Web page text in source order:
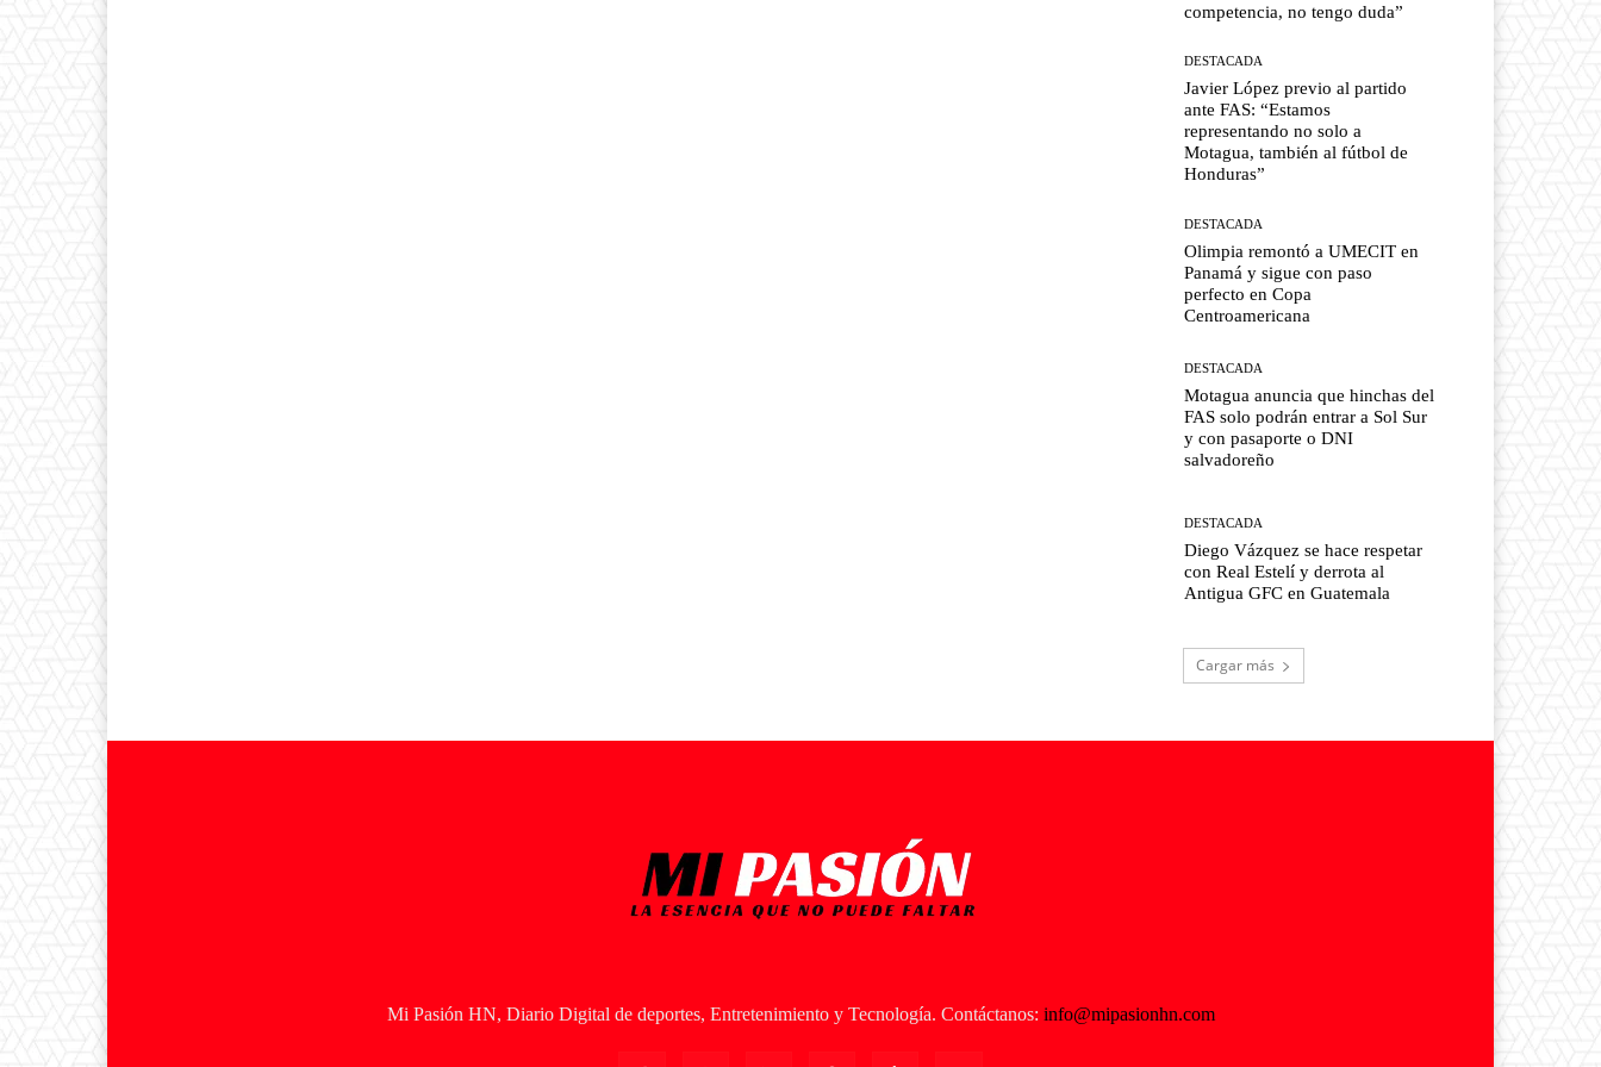
competencia, no tengo duda”
DESTACADA
Javier López previo al partido
ante FAS: “Estamos
representando no solo a
Motagua, también al fútbol de
Honduras”
DESTACADA
Olimpia remontó a UMECIT en
Panamá y sigue con paso
perfecto en Copa
Centroamericana
DESTACADA
Motagua anuncia que hinchas del
FAS solo podrán entrar a Sol Sur
y con pasaporte o DNI
salvadoreño
DESTACADA
Diego Vázquez se hace respetar
con Real Estelí y derrota al
Antigua GFC en Guatemala
Cargar más
Mi Pasión HN, Diario Digital de deportes, Entretenimiento y Tecnología. Contáctanos: info@mipasionhn.com